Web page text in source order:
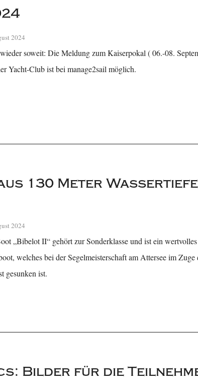
2024
soweit: Die Meldung zum Kaiserpokal ( 06.-08.
Yacht-Club ist bei manage2sail möglich.
130 Meter Wassertiefe
2024
„Bibelot II“ gehört zur Sonderklasse und ist ein
welches bei der Segelmeisterschaft am Attersee im Zuge
gesunken ist.
Bilder für die